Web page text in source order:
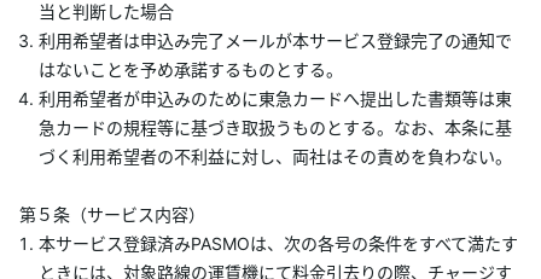
当と判断した場合
利用希望者は申込み完了メールが本サービス登録完了の通知で
はないことを予め承諾するものとする。
利用希望者が申込みのために東急カードへ提出した書類等は東
急カードの規程等に基づき取扱うものとする。なお、本条に基
づく利用希望者の不利益に対し、両社はその責めを負わない。
第５条（サービス内容）
本サービス登録済みPASMOは、次の各号の条件をすべて満たす
ときには、対象路線の運賃機にて料金引去りの際、チャージす